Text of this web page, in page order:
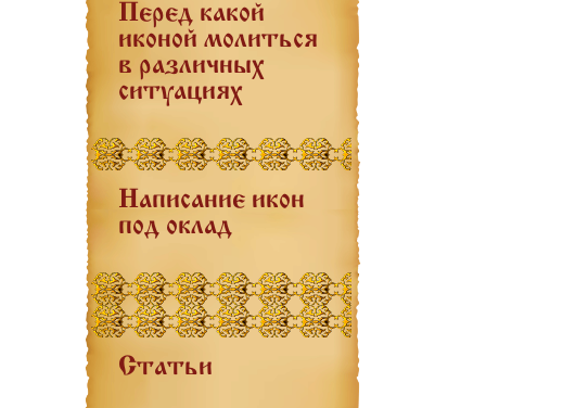
Перед какой
иконой молиться
в различных
ситуациях
Написание икон
под оклад
Статьи